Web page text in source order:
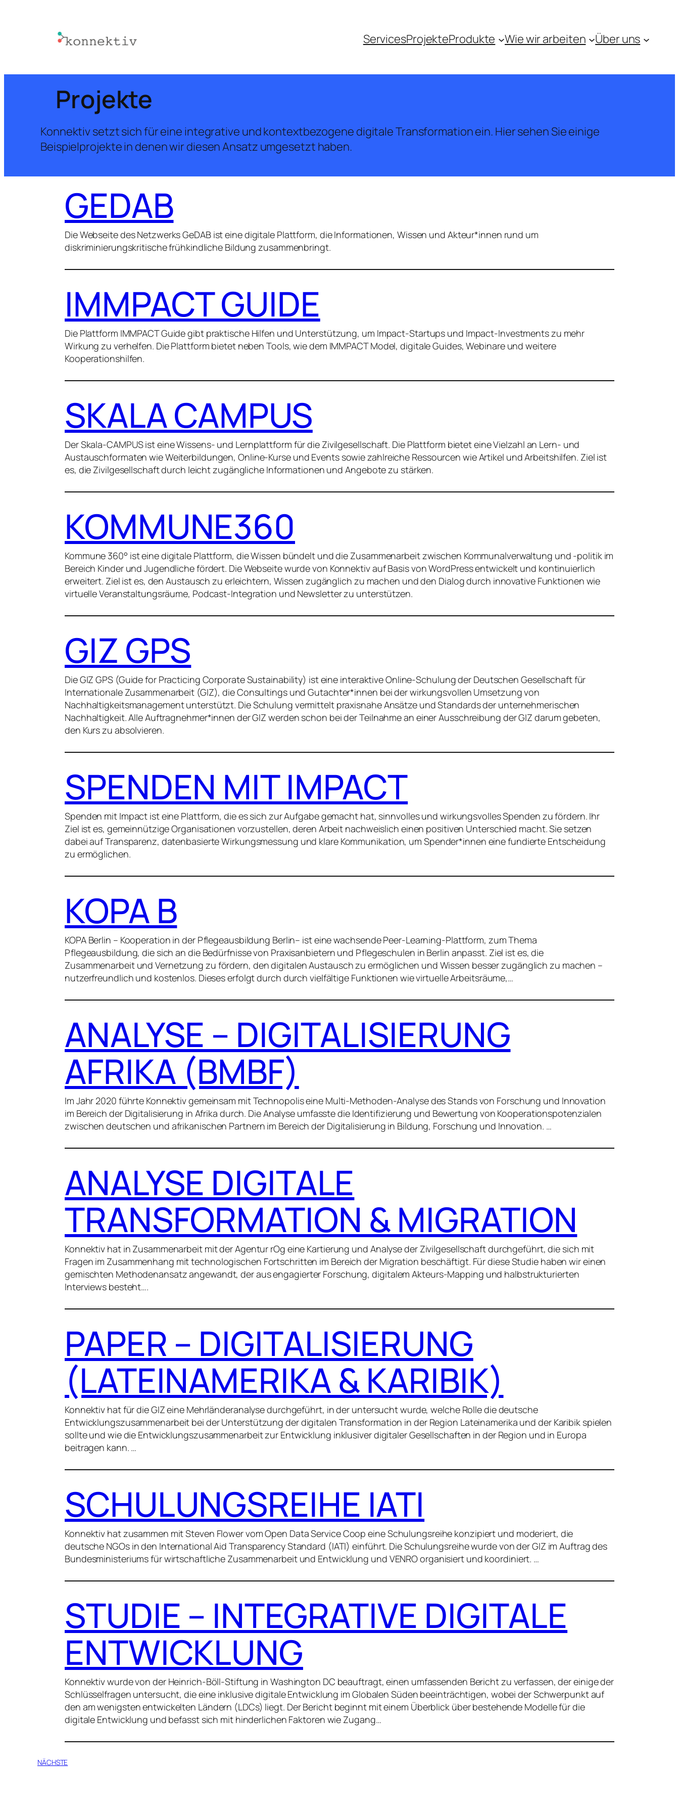
ServicesProjekteProdukte Wie wir arbeiten Über uns
Projekte
Konnektiv setzt sich für eine integrative und kontextbezogene digitale Transformation ein. Hier sehen Sie einige
Beispielprojekte in denen wir diesen Ansatz umgesetzt haben.
GEDAB
Die Webseite des Netzwerks GeDAB ist eine digitale Plattform, die Informationen, Wissen und Akteur*innen rund um
diskriminierungskritische frühkindliche Bildung zusammenbringt.
IMMPACT GUIDE
Die Plattform IMMPACT Guide gibt praktische Hilfen und Unterstützung, um Impact-Startups und Impact-Investments zu mehr
Wirkung zu verhelfen. Die Plattform bietet neben Tools, wie dem IMMPACT Model, digitale Guides, Webinare und weitere
Kooperationshilfen.
SKALA CAMPUS
Der Skala-CAMPUS ist eine Wissens- und Lernplattform für die Zivilgesellschaft. Die Plattform bietet eine Vielzahl an Lern- und
Austauschformaten wie Weiterbildungen, Online-Kurse und Events sowie zahlreiche Ressourcen wie Artikel und Arbeitshilfen. Ziel ist
es, die Zivilgesellschaft durch leicht zugängliche Informationen und Angebote zu stärken.
KOMMUNE360
Kommune 360° ist eine digitale Plattform, die Wissen bündelt und die Zusammenarbeit zwischen Kommunalverwaltung und -politik im
Bereich Kinder und Jugendliche fördert. Die Webseite wurde von Konnektiv auf Basis von WordPress entwickelt und kontinuierlich
erweitert. Ziel ist es, den Austausch zu erleichtern, Wissen zugänglich zu machen und den Dialog durch innovative Funktionen wie
virtuelle Veranstaltungsräume, Podcast-Integration und Newsletter zu unterstützen.
GIZ GPS
Die GIZ GPS (Guide for Practicing Corporate Sustainability) ist eine interaktive Online-Schulung der Deutschen Gesellschaft für
Internationale Zusammenarbeit (GIZ), die Consultings und Gutachter*innen bei der wirkungsvollen Umsetzung von
Nachhaltigkeitsmanagement unterstützt. Die Schulung vermittelt praxisnahe Ansätze und Standards der unternehmerischen
Nachhaltigkeit. Alle Auftragnehmer*innen der GIZ werden schon bei der Teilnahme an einer Ausschreibung der GIZ darum gebeten,
den Kurs zu absolvieren.
SPENDEN MIT IMPACT
Spenden mit Impact ist eine Plattform, die es sich zur Aufgabe gemacht hat, sinnvolles und wirkungsvolles Spenden zu fördern. Ihr
Ziel ist es, gemeinnützige Organisationen vorzustellen, deren Arbeit nachweislich einen positiven Unterschied macht. Sie setzen
dabei auf Transparenz, datenbasierte Wirkungsmessung und klare Kommunikation, um Spender*innen eine fundierte Entscheidung
zu ermöglichen.
KOPA B
KOPA Berlin – Kooperation in der Pflegeausbildung Berlin– ist eine wachsende Peer-Learning-Plattform, zum Thema
Pflegeausbildung, die sich an die Bedürfnisse von Praxisanbietern und Pflegeschulen in Berlin anpasst. Ziel ist es, die
Zusammenarbeit und Vernetzung zu fördern, den digitalen Austausch zu ermöglichen und Wissen besser zugänglich zu machen –
nutzerfreundlich und kostenlos. Dieses erfolgt durch durch vielfältige Funktionen wie virtuelle Arbeitsräume,…
ANALYSE – DIGITALISIERUNG
AFRIKA (BMBF)
Im Jahr 2020 führte Konnektiv gemeinsam mit Technopolis eine Multi-Methoden-Analyse des Stands von Forschung und Innovation
im Bereich der Digitalisierung in Afrika durch. Die Analyse umfasste die Identifizierung und Bewertung von Kooperationspotenzialen
zwischen deutschen und afrikanischen Partnern im Bereich der Digitalisierung in Bildung, Forschung und Innovation. …
ANALYSE DIGITALE
TRANSFORMATION & MIGRATION
Konnektiv hat in Zusammenarbeit mit der Agentur rOg eine Kartierung und Analyse der Zivilgesellschaft durchgeführt, die sich mit
Fragen im Zusammenhang mit technologischen Fortschritten im Bereich der Migration beschäftigt. Für diese Studie haben wir einen
gemischten Methodenansatz angewandt, der aus engagierter Forschung, digitalem Akteurs-Mapping und halbstrukturierten
Interviews besteht….
PAPER – DIGITALISIERUNG
(LATEINAMERIKA & KARIBIK)
Konnektiv hat für die GIZ eine Mehrländeranalyse durchgeführt, in der untersucht wurde, welche Rolle die deutsche
Entwicklungszusammenarbeit bei der Unterstützung der digitalen Transformation in der Region Lateinamerika und der Karibik spielen
sollte und wie die Entwicklungszusammenarbeit zur Entwicklung inklusiver digitaler Gesellschaften in der Region und in Europa
beitragen kann. …
SCHULUNGSREIHE IATI
Konnektiv hat zusammen mit Steven Flower vom Open Data Service Coop eine Schulungsreihe konzipiert und moderiert, die
deutsche NGOs in den International Aid Transparency Standard (IATI) einführt. Die Schulungsreihe wurde von der GIZ im Auftrag des
Bundesministeriums für wirtschaftliche Zusammenarbeit und Entwicklung und VENRO organisiert und koordiniert. …
STUDIE – INTEGRATIVE DIGITALE
ENTWICKLUNG
Konnektiv wurde von der Heinrich-Böll-Stiftung in Washington DC beauftragt, einen umfassenden Bericht zu verfassen, der einige der
Schlüsselfragen untersucht, die eine inklusive digitale Entwicklung im Globalen Süden beeinträchtigen, wobei der Schwerpunkt auf
den am wenigsten entwickelten Ländern (LDCs) liegt. Der Bericht beginnt mit einem Überblick über bestehende Modelle für die
digitale Entwicklung und befasst sich mit hinderlichen Faktoren wie Zugang…
NÄCHSTE